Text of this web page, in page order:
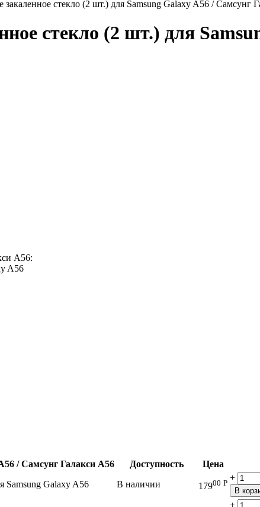
стекло (2 шт.) для Samsung Galaxy A56 / Самсунг
стекло (2 шт.) для
А56:
A56
/ Самсунг Галакси А56 Доступность
Цена
Samsung Galaxy A56 В наличии 17900 Р +
В